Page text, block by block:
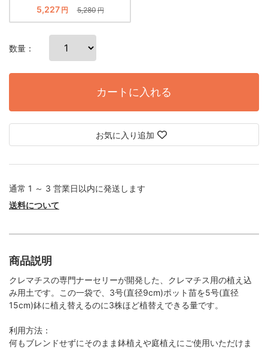
5,227 円 5,280円
数量：
カートに入れる
お気に入り追加
通常 1 ～ 3 営業日以内に発送します
送料について
商品説明
クレマチスの専門ナーセリーが開発した、クレマチス用の植え込
み用土です。この一袋で、3号(直径9cm)ポット苗を5号(直径
15cm)鉢に植え替えるのに3株ほど植替えできる量です。
利用方法：
何もブレンドせずにそのまま鉢植えや庭植えにご使用いただけま